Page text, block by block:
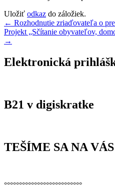
Uložiť odkaz do záložiek.
Navigácia
v
← Rozhodnutie zriaďovateľa o
Projekt „Sčítanie obyvateľov,
→
Elektronická
B21 v digiskratke
TEŠÍME SA NA
°°°°°°°°°°°°°°°°°°°°°°°°°°